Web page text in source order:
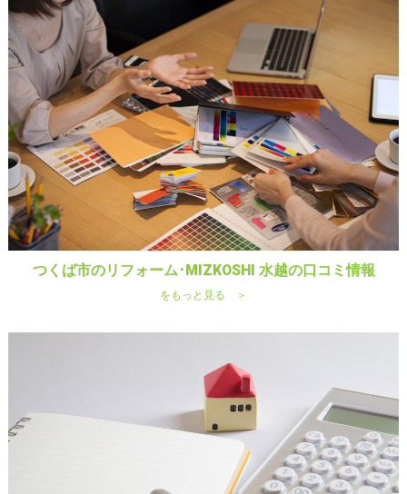
つくば市のリフォーム･MIZKOSHI 水越の口コミ情報
をもっと見る ＞